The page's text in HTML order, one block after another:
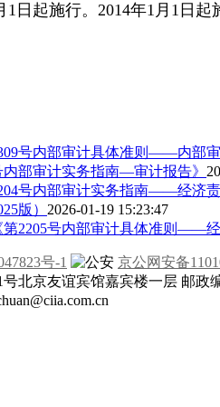
1日起施行。2014年1月1日
号内部审计具体准则——内部
部审计实务指南—审计报告》
号内部审计实务指南——经济
版） 2026-01-19 15:23:47
2205号内部审计具体准则——经
号-1
京公网安备
北京友谊宾馆嘉宾楼一层 邮政